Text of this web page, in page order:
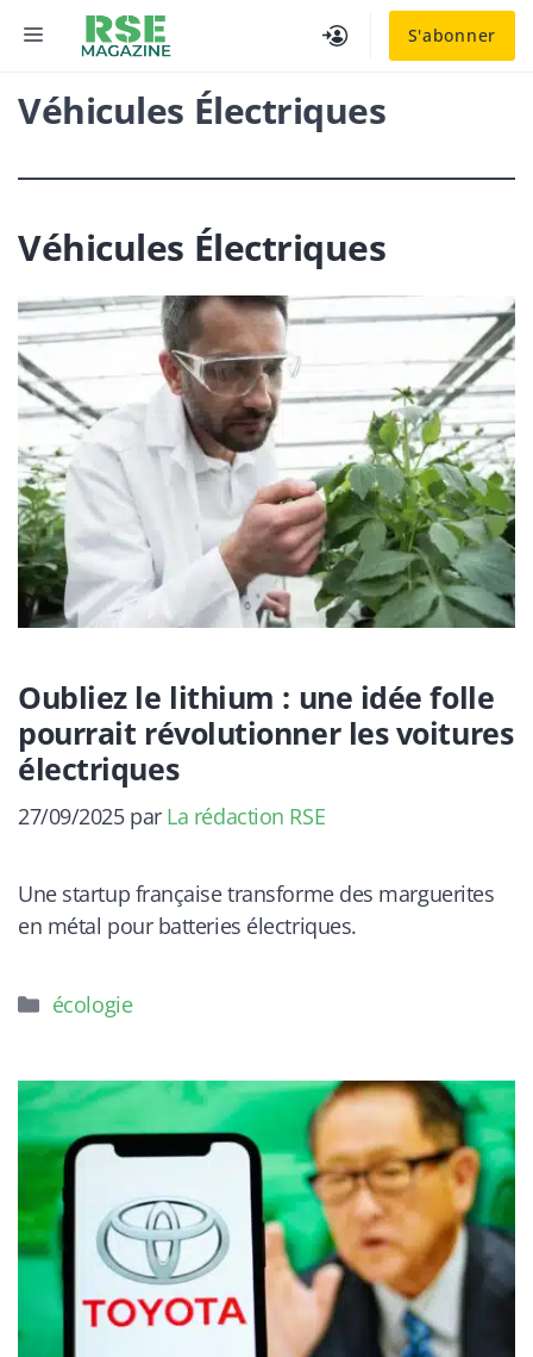
S'abonner
MENU
Véhicules Électriques
Véhicules Électriques
Oubliez le lithium : une idée folle
pourrait révolutionner les voitures
électriques
27/09/2025 par La rédaction RSE
Une startup française transforme des marguerites
en métal pour batteries électriques.
Catégories
écologie